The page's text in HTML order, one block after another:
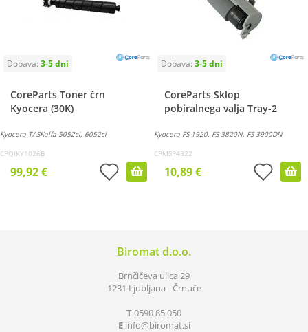
CoreParts Toner črn
Kyocera (30K)
Kyocera TASKalfa 5052ci, 6052ci
CPQIKY1026B
99,92 €
CoreParts Sklop
pobiralnega valja Tray-2
Kyocera FS-1920, FS-3820N, FS-3900DN
CPMSP4322
10,89 €
Biromat d.o.o.
Brnčičeva ulica 29
1231 Ljubljana - Črnuče
T0590 85 050
E info biromat.si